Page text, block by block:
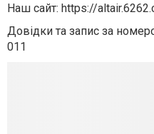
Наш сайт: https://
Довідки та запис за
011